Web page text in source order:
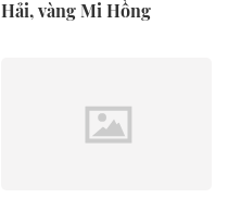
Hải, vàng Mi Hồng